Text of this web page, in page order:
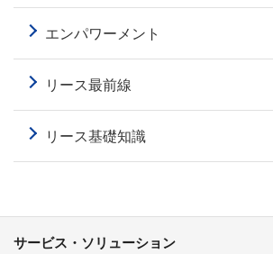
エンパワーメント
リース最前線
リース基礎知識
サービス・ソリューション